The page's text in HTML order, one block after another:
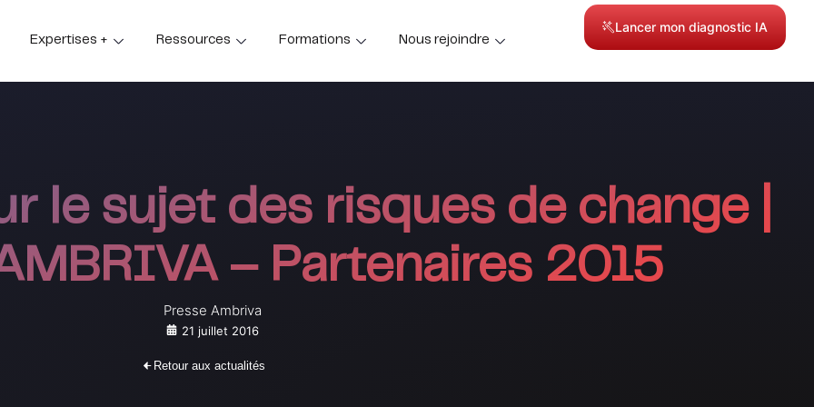
Expertises + Ressources Formations Nous rejoindre
Lancer mon diagnostic IA
le sujet des risques de change |
– Partenaires 2015
Presse Ambriva
21 juillet 2016
Retour aux actualités